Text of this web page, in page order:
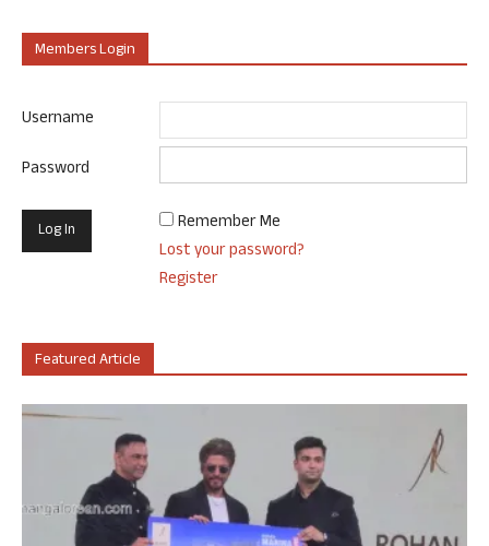
Members Login
Username
Password
Remember Me
Lost your password?
Register
Featured Article